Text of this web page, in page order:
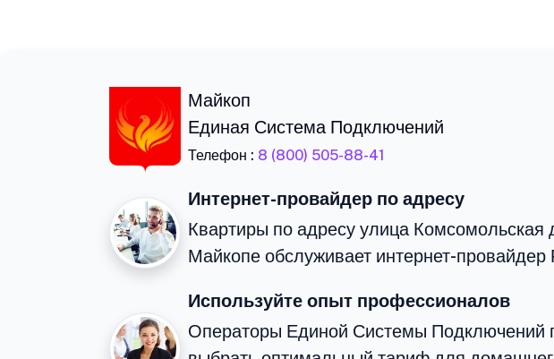
Майкоп
Единая Система Подключений
Телефон : 8 (800) 505-88-41
Интернет-провайдер по адресу
Квартиры по адресу улица Комсомольская
Майкопе обслуживает интернет-провайдер
Используйте опыт профессионалов
Операторы Единой Системы Подключений